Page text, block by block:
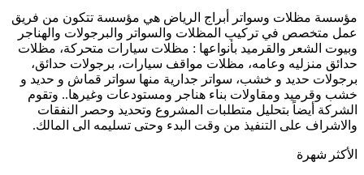
الحوش
والسطح
مؤسسة مظلات وسواتر أبراج الرياض هي مؤسسة تتكون من فريق
عمل متخصص في تركيب المظلات والسواتر والبرجولات والهناجر
وبيوت الشعر والقرميد بأنواعها : مظلات سيارات متحركة، مظلات
حدائق منزليه وعامه، مظلات مواقف سيارات، برجولات حدائق،
برجولات حديد و خشب، سواتر جدارية منها سواتر قماش و حديد و
خشب وقرميد ومقاولات بناء هناجر ومستودعات وغيرها.. وتقوم
الشركة أيضاً بتحليل متطلبات المشروع وتحديد وحصر النفقات
والاشراف على التنفيذ من وقت البدء وحتى تسليمه الى المالك.
الأكثر شهرة